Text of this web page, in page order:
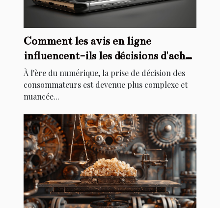
Comment les avis en ligne
influencent-ils les décisions d'achat
des consommateurs ?
À l'ère du numérique, la prise de décision des
consommateurs est devenue plus complexe et
nuancée...